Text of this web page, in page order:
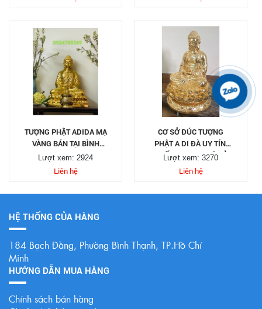
TƯỢNG PHẬT ADIDA MẠ
VÀNG BÁN TẠI BÌNH
THẠNH
Lượt xem: 2924
Liên hệ
CƠ SỞ ĐÚC TƯỢNG
PHẬT A DI ĐÀ UY TÍN,
CHẤT LƯỢNG, GIÁ RẺ
TẠI TP.HCM
Lượt xem: 3270
Liên hệ
HỆ THỐNG CỦA HÀNG
184 Bạch Đằng, Phường Bình Thạnh, TP.Hồ Chí
Minh
HƯỚNG DẪN MUA HÀNG
Chính sách bán hàng